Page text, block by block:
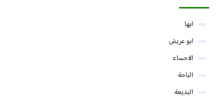
ابها
ابو عريش
الاحساء
الباحة
البديعة